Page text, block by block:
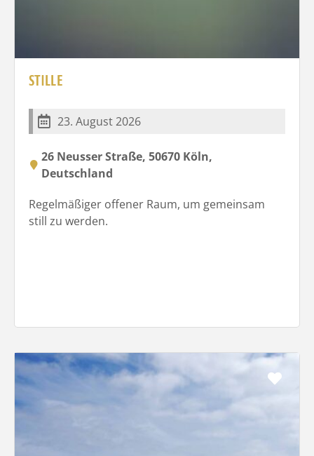
STILLE
23. August 2026
26 Neusser Straße, 50670 Köln,
Deutschland
Regelmäßiger offener Raum, um gemeinsam
still zu werden.